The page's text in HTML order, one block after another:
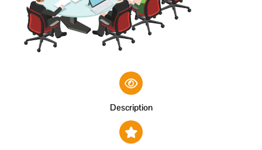
Description